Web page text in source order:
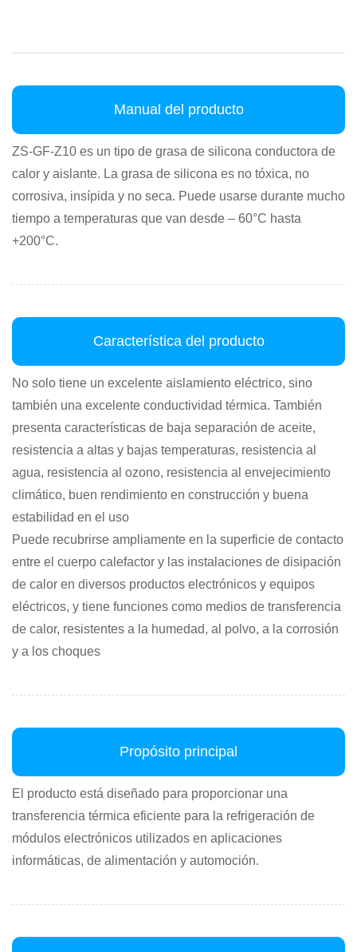
Manual del producto
ZS-GF-Z10 es un tipo de grasa de silicona conductora de
calor y aislante. La grasa de silicona es no tóxica, no
corrosiva, insípida y no seca. Puede usarse durante mucho
tiempo a temperaturas que van desde – 60°C hasta
+200°C.
Característica del producto
No solo tiene un excelente aislamiento eléctrico, sino
también una excelente conductividad térmica. También
presenta características de baja separación de aceite,
resistencia a altas y bajas temperaturas, resistencia al
agua, resistencia al ozono, resistencia al envejecimiento
climático, buen rendimiento en construcción y buena
estabilidad en el uso
Puede recubrirse ampliamente en la superficie de contacto
entre el cuerpo calefactor y las instalaciones de disipación
de calor en diversos productos electrónicos y equipos
eléctricos, y tiene funciones como medios de transferencia
de calor, resistentes a la humedad, al polvo, a la corrosión
y a los choques
Propósito principal
El producto está diseñado para proporcionar una
transferencia térmica eficiente para la refrigeración de
módulos electrónicos utilizados en aplicaciones
informáticas, de alimentación y automoción.